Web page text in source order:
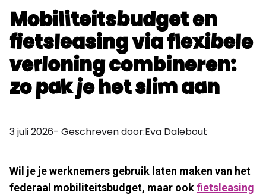
Mobiliteitsbudget en
fietsleasing via flexibele
verloning combineren:
zo pak je het slim aan
3 juli 2026- Geschreven door:Eva Dalebout
Wil je je werknemers gebruik laten maken van het
federaal mobiliteitsbudget, maar ookfietsleasing